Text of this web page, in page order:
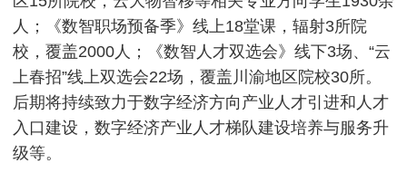
人；《数智职场预备季》线上18堂课，辐射3所院
校，覆盖2000人；《数智人才双选会》线下3场、“云
上春招”线上双选会22场，覆盖川渝地区院校30所。
后期将持续致力于数字经济方向产业人才引进和人才
入口建设，数字经济产业人才梯队建设培养与服务升
级等。